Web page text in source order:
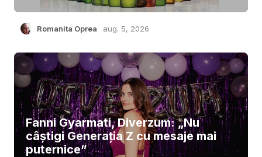
Romanita Oprea aug. 5, 2026
Fanni Gyarmati, Diverzum: „Nu
câștigi Generația Z cu mesaje mai
puternice”